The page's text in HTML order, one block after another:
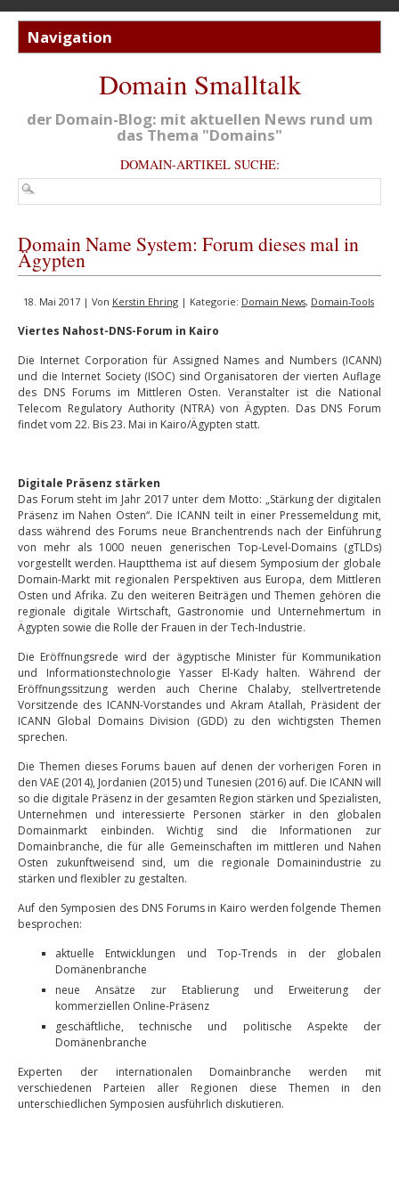
Domain Smalltalk
der Domain-Blog: mit aktuellen News rund um
das Thema "Domains"
DOMAIN-ARTIKEL SUCHE:
Domain Name System: Forum dieses mal in
Ägypten
18. Mai 2017 | Von Kerstin Ehring | Kategorie: Domain News, Domain-Tools
Viertes Nahost-DNS-Forum in Kairo
Die Internet Corporation für Assigned Names and Numbers (ICANN)
und die Internet Society (ISOC) sind Organisatoren der vierten Auflage
des DNS Forums im Mittleren Osten. Veranstalter ist die National
Telecom Regulatory Authority (NTRA) von Ägypten. Das DNS Forum
findet vom 22. Bis 23. Mai in Kairo/Ägypten statt.
Digitale Präsenz stärken
Das Forum steht im Jahr 2017 unter dem Motto: „Stärkung der digitalen
Präsenz im Nahen Osten“. Die ICANN teilt in einer Pressemeldung mit,
dass während des Forums neue Branchentrends nach der Einführung
von mehr als 1000 neuen generischen Top-Level-Domains (gTLDs)
vorgestellt werden. Hauptthema ist auf diesem Symposium der globale
Domain-Markt mit regionalen Perspektiven aus Europa, dem Mittleren
Osten und Afrika. Zu den weiteren Beiträgen und Themen gehören die
regionale digitale Wirtschaft, Gastronomie und Unternehmertum in
Ägypten sowie die Rolle der Frauen in der Tech-Industrie.
Die Eröffnungsrede wird der ägyptische Minister für Kommunikation
und Informationstechnologie Yasser El-Kady halten. Während der
Eröffnungssitzung werden auch Cherine Chalaby, stellvertretende
Vorsitzende des ICANN-Vorstandes und Akram Atallah, Präsident der
ICANN Global Domains Division (GDD) zu den wichtigsten Themen
sprechen.
Die Themen dieses Forums bauen auf denen der vorherigen Foren in
den VAE (2014), Jordanien (2015) und Tunesien (2016) auf. Die ICANN will
so die digitale Präsenz in der gesamten Region stärken und Spezialisten,
Unternehmen und interessierte Personen stärker in den globalen
Domainmarkt einbinden. Wichtig sind die Informationen zur
Domainbranche, die für alle Gemeinschaften im mittleren und Nahen
Osten zukunftweisend sind, um die regionale Domainindustrie zu
stärken und flexibler zu gestalten.
Auf den Symposien des DNS Forums in Kairo werden folgende Themen
besprochen:
aktuelle Entwicklungen und Top-Trends in der globalen
Domänenbranche
neue Ansätze zur Etablierung und Erweiterung der
kommerziellen Online-Präsenz
geschäftliche, technische und politische Aspekte der
Domänenbranche
Experten der internationalen Domainbranche werden mit
verschiedenen Parteien aller Regionen diese Themen in den
unterschiedlichen Symposien ausführlich diskutieren.